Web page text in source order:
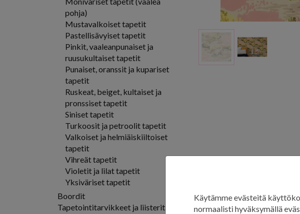
Ryhmän
pohja)
Mustavalkoiset tapetit
Pastellisävyiset tapetit
Pinkit, vaaleanpunaiset ja
ruusukultaiset tapetit
Punaiset, oranssit ja kupariset
tapetit
Ruskeat, beiget, kultaiset ja
pronssiset tapetit
Siniset tapetit
Turkoosit ja petroolit tapetit
Valkoiset ja helmiäiskiiltoiset
tapetit
Vihreät tapetit
Violetit ja lilat tapetit
Yksiväriset tapetit
Boordit
Tapetointitarvikkeet ja liisterit
Käytämme evästeitä
normaalisti hyväksymällä